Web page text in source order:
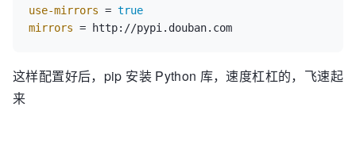
use-mirrors = true
mirrors
这样配置好后，pip 安装 Python 库，速度杠杠的，飞速起
来